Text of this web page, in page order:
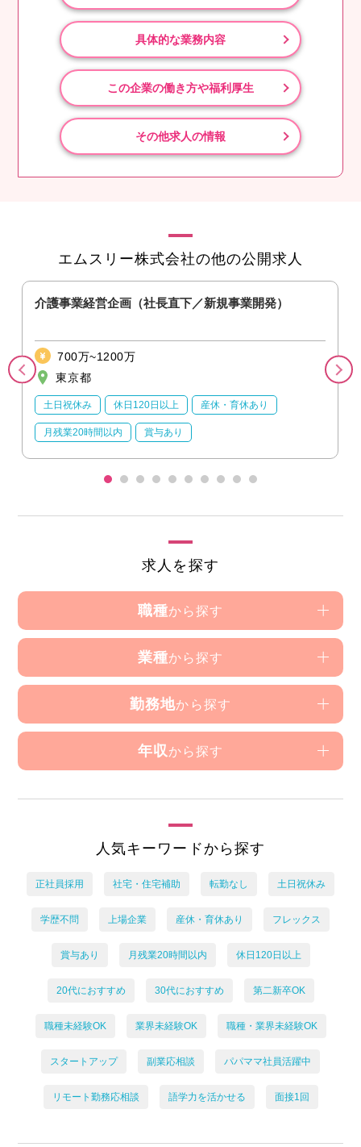
具体的な業務内容
この企業の働き方や福利厚生
その他求人の情報
エムスリー株式会社の他の公開求人
介護事業経営企画（社長直下／新規事業開発）
700万~1200万
東京都
土日祝休み 休日120日以上 産休・育休あり
月残業20時間以内 賞与あり
求人を探す
職種から探す
業種から探す
勤務地から探す
年収 から探す
人気キーワードから探す
正社員採用 社宅・住宅補助 転勤なし 土日祝休み
学歴不問 上場企業 産休・育休あり フレックス
賞与あり 月残業20時間以内 休日120日以上
20代におすすめ 30代におすすめ 第二新卒OK
職種未経験OK 業界未経験OK 職種・業界未経験OK
スタートアップ 副業応相談 パパママ社員活躍中
リモート勤務応相談 語学力を活かせる 面接1回